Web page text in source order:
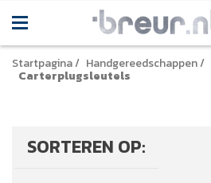
Startpagina/ Handgereedschappen/
Carterplugsleutels
SORTEREN OP: